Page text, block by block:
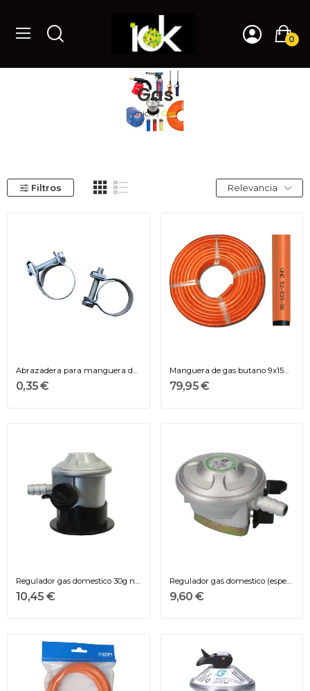
0
Gas
Inicio Gas
Filtros Relevancia
Abrazadera para manguera de butano 15-17mm
0,35 €
Manguera de gas butano 9x15mm 60m
79,95 €
Regulador gas domestico 30g nueva normativa...
10,45 €
Regulador gas domestico (especial para...
9,60 €